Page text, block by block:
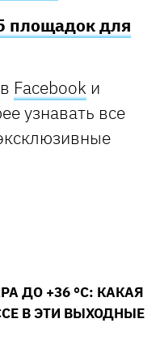
площадок для
Facebook и
узнавать все
ДО +36 °С: КАКАЯ
В ЭТИ ВЫХОДНЫЕ